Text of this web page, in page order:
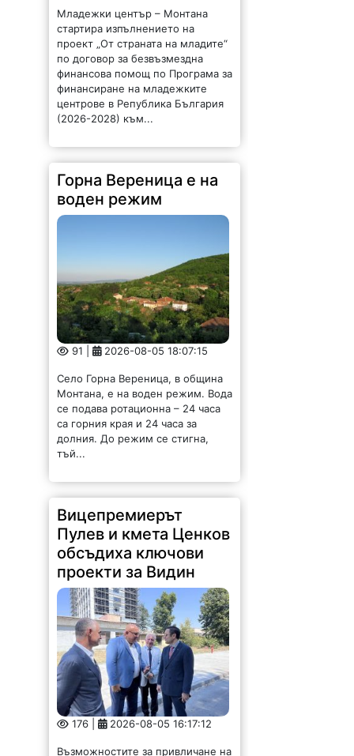
финансиране на младежките
центрове в Република България
(2026-2028) към...
Горна Вереница е на
воден режим
91 | 2026-08-05 18:07:15
Село Горна Вереница, в община
Монтана, е на воден режим. Вода
се подава ротационна – 24 часа
са горния края и 24 часа за
долния. До режим се стигна,
тъй...
Вицепремиерът
Пулев и кмета Ценков
проекти за Видин
176 | 2026-08-05 16:17:12
Възможностите за привличане на
инвестиции, развитието на
местната икономика и бъдещето
на Видин като индустриален
център бяха във фокуса на
работната среща между кмета на